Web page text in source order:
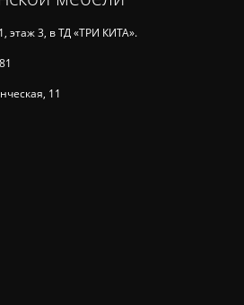
этаж 3, в ТД «ТРИ КИТА».
11